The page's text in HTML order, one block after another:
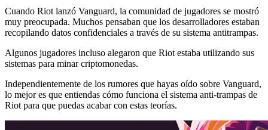
Cuando Riot lanzó Vanguard, la comunidad de jugadores se mostró
muy preocupada. Muchos pensaban que los desarrolladores estaban
recopilando datos confidenciales a través de su sistema antitrampas.
Algunos jugadores incluso alegaron que Riot estaba utilizando sus
sistemas para minar criptomonedas.
Independientemente de los rumores que hayas oído sobre Vanguard,
lo mejor es que entiendas cómo funciona el sistema anti-trampas de
Riot para que puedas acabar con estas teorías.